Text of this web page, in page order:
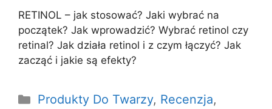
RETINOL – jak stosować? Jaki wybrać na
początek? Jak wprowadzić? Wybrać retinol czy
retinal? Jak działa retinol i z czym łączyć? Jak
zacząć i jakie są efekty?
Kategorie
Produkty Do Twarzy, Recenzja,